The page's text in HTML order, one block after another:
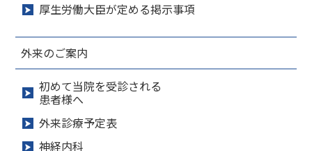
厚生労働大臣が定める掲示事項
外来のご案内
初めて当院を受診される
患者様へ
外来診療予定表
神経内科